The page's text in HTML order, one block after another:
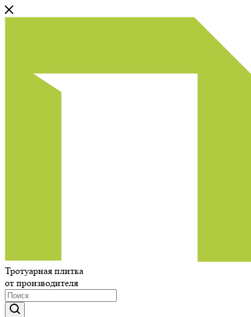
Тротуарная плитка
от производителя